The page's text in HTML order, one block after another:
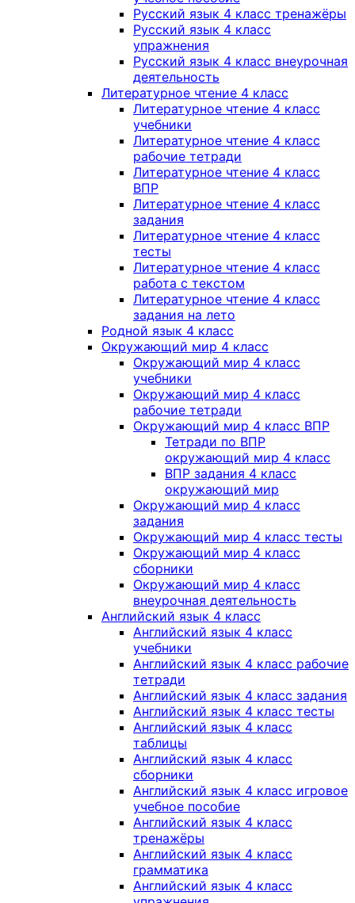
Русский язык 4 класс тренажёры
Русский язык 4 класс
упражнения
Русский язык 4 класс внеурочная
деятельность
Литературное чтение 4 класс
Литературное чтение 4 класс
учебники
Литературное чтение 4 класс
рабочие тетради
Литературное чтение 4 класс
ВПР
Литературное чтение 4 класс
задания
Литературное чтение 4 класс
тесты
Литературное чтение 4 класс
работа с текстом
Литературное чтение 4 класс
задания на лето
Родной язык 4 класс
Окружающий мир 4 класс
Окружающий мир 4 класс
учебники
Окружающий мир 4 класс
рабочие тетради
Окружающий мир 4 класс ВПР
Тетради по ВПР
окружающий мир 4 класс
ВПР задания 4 класс
окружающий мир
Окружающий мир 4 класс
задания
Окружающий мир 4 класс тесты
Окружающий мир 4 класс
сборники
Окружающий мир 4 класс
внеурочная деятельность
Английский язык 4 класс
Английский язык 4 класс
учебники
Английский язык 4 класс рабочие
тетради
Английский язык 4 класс задания
Английский язык 4 класс тесты
Английский язык 4 класс
таблицы
Английский язык 4 класс
сборники
Английский язык 4 класс игровое
учебное пособие
Английский язык 4 класс
тренажёры
Английский язык 4 класс
грамматика
Английский язык 4 класс